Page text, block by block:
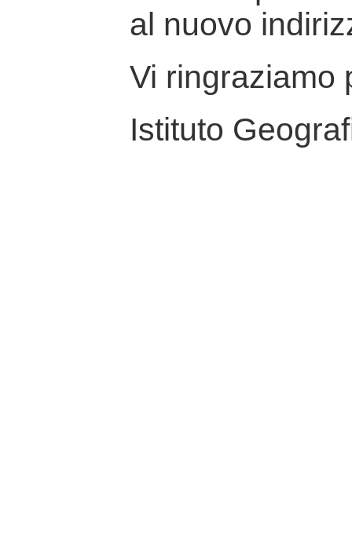
al nuovo
Vi ringraziamo
Istituto